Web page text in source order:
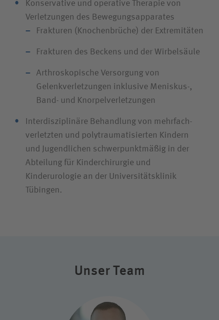
Konservative und operative Therapie von
Verletzungen des Bewegungsapparates
Frakturen (Knochenbrüche) der Extremitäten
Frakturen des Beckens und der Wirbelsäule
Arthroskopische Versorgung von
Gelenkverletzungen inklusive Meniskus-,
Band- und Knorpelverletzungen
Interdisziplinäre Behandlung von mehrfach­
verletzten und poly­traumatisierten Kindern
und Jugendlichen schwerpunktmäßig in der
Abteilung für Kinderchirurgie und
Kinderurologie an der Universitätsklinik
Tübingen.
Unser Team